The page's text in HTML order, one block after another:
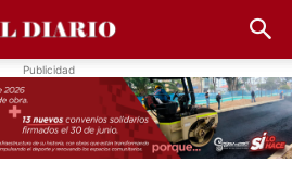
Publicidad